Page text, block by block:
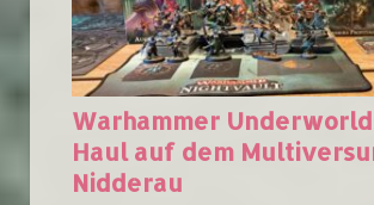
Warhammer
Haul auf dem
Nidderau